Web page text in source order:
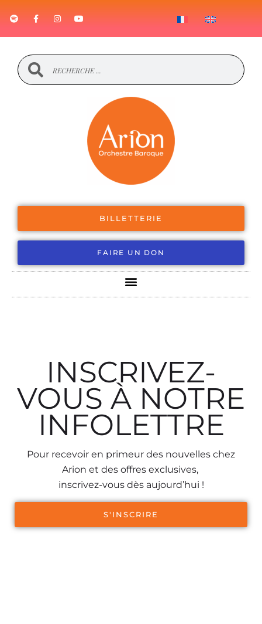
BILLETTERIE
FAIRE UN DON
INSCRIVEZ-
VOUS À NOTRE
INFOLETTRE
Pour recevoir en primeur des nouvelles chez
Arion et des offres exclusives,
inscrivez-vous dès aujourd’hui !
S'INSCRIRE